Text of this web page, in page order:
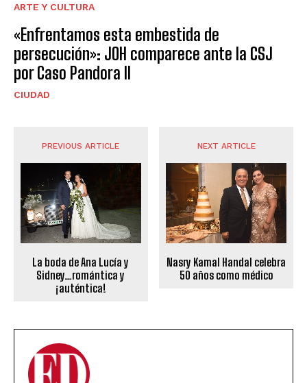
ARTE Y CULTURA
«Enfrentamos esta embestida de
persecución»: JOH comparece ante la CSJ
por Caso Pandora II
CIUDAD
PREVIOUS ARTICLE
La boda de Ana Lucía y
Sidney…romántica y
¡auténtica!
NEXT ARTICLE
Nasry Kamal Handal celebra
50 años como médico